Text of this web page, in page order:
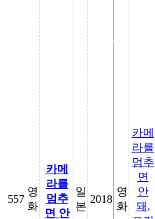
557
영
화
카메
라를
멈추
면 안
일
본
2018
영
화
카메
라를
멈추
면
안
돼,